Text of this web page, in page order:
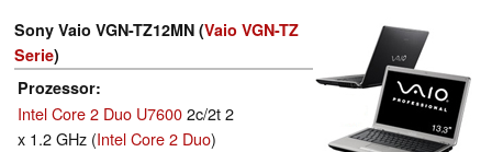
Sony Vaio VGN-TZ12MN (Vaio VGN-TZ
Serie)
Prozessor
Intel Core 2 Duo U76002c/2t 2
x 1.2 GHz (Intel Core 2 Duo)